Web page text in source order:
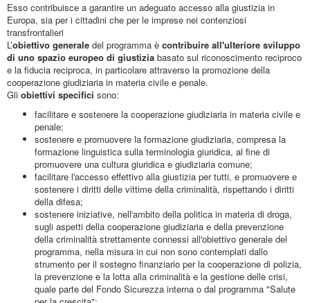
Esso contribuisce a garantire un adeguato accesso alla giustizia in
Europa, sia per i cittadini che per le imprese nei contenziosi
transfrontalieri
L’obiettivo generale del programma è contribuire all'ulteriore sviluppo
di uno spazio europeo di giustizia basato sul riconoscimento reciproco
e la fiducia reciproca, in particolare attraverso la promozione della
cooperazione giudiziaria in materia civile e penale.
Gli obiettivi specifici sono:
facilitare e sostenere la cooperazione giudiziaria in materia civile e
penale;
sostenere e promuovere la formazione giudiziaria, compresa la
formazione linguistica sulla terminologia giuridica, al fine di
promuovere una cultura giuridica e giudiziaria comune;
facilitare l'accesso effettivo alla giustizia per tutti, e promuovere e
sostenere i diritti delle vittime della criminalità, rispettando i diritti
della difesa;
sostenere iniziative, nell'ambito della politica in materia di droga,
sugli aspetti della cooperazione giudiziaria e della prevenzione
della criminalità strettamente connessi all'obiettivo generale del
programma, nella misura in cui non sono contemplati dallo
strumento per il sostegno finanziario per la cooperazione di polizia,
la prevenzione e la lotta alla criminalità e la gestione delle crisi,
quale parte del Fondo Sicurezza interna o dal programma "Salute